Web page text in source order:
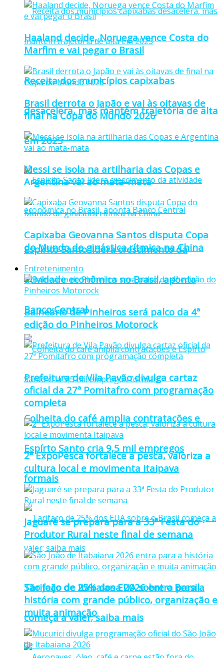
Receita dos municípios capixabas
desacelera, mas mantém trajetória de alta
em 2025
Espírito Santo lidera crescimento da
atividade econômica no Brasil, aponta
Banco Central
Colheita do café amplia contratações e
Espírto Santo cria 9,5 mil empregos
formais
Tarifaço de 25% dos EUA sobre o Brasil
começa a valer; saiba mais
Haaland decide, Noruega vence Costa do
Marfim e vai pegar o Brasil
Brasil derrota o Japão e vai às oitavas de
final na Copa do Mundo 2026
Messi se isola na artilharia das Copas e
Argentina vai ao mata-mata
Capixaba Geovanna Santos disputa Copa
do Mundo de ginástica rítmica na China
Entretenimento
Balneário de Pinheiros será palco da 4ª
edição do Pinheiros Motorock
Prefeitura de Vila Pavão divulga cartaz
oficial da 27ª Pomitafro com programação
completa
2ª ExpoPesca fortalece a pesca, valoriza a
cultura local e movimenta Itaipava
Jaguaré se prepara para a 33ª Festa do
Produtor Rural neste final de semana
São João de Itabaiana 2026 entra para a
história com grande público, organização e
muita animação